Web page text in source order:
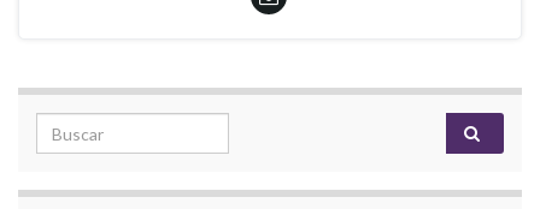
Search for: